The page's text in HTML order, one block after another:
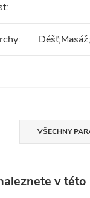
:
:
VŠECHNY
v